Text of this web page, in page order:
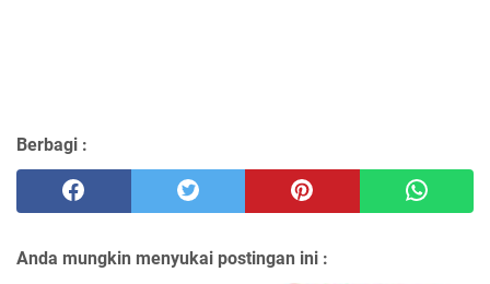
Berbagi :
Anda mungkin menyukai postingan ini :